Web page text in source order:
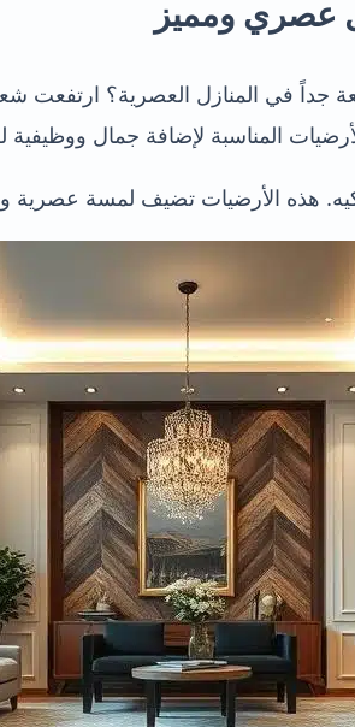
عصري ومميز
المناسبة لإضافة جمال ووظيفية
هذه الأرضيات تضيف لمسة عصرية